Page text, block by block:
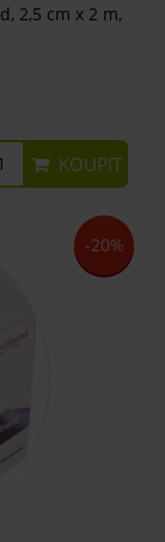
2,5 cm x 2 m,
KOUPIT
-20%